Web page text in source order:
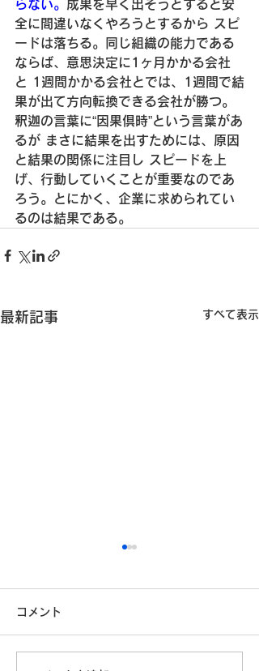
らない。 成果を早く出そうとすると安
全に間違いなくやろうとするから スピ
ードは落ちる。
同じ組織の能力である
ならば、意思決定に1ヶ月かかる会社
と
1週間かかる会社とでは、1週間で結
果が出て方向転換できる会社が勝つ。
釈迦の言葉に“因果倶時”という言葉があ
るが まさに結果を出すためには、原因
と結果の関係に注目し スピードを上
げ、行動していくことが重要なのであ
ろう。
とにかく、企業に求められてい
るのは結果である。
最新記事 すべて表示
コメント